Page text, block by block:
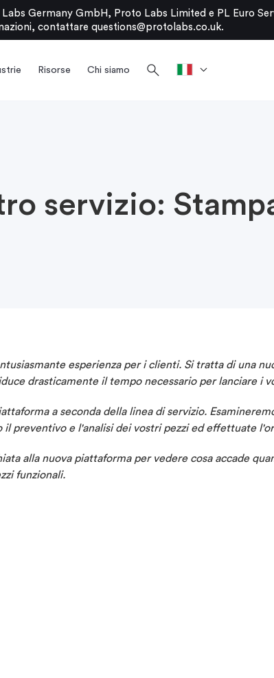
Germany GmbH, Proto Labs Limited e PL Euro
contattare questions@protolabs.co.uk.
Risorse Chi siamo search
servizio:
esperienza per i clienti. Si tratta di una
drasticamente il tempo necessario per lanciare i
a seconda della linea di servizio.
preventivo e l'analisi dei vostri pezzi ed effettuate
alla nuova piattaforma per vedere cosa accade
funzionali.